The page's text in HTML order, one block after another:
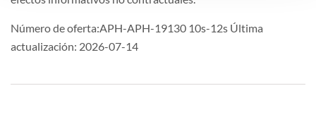
Número de oferta:APH-APH-19130 10s-12s Última
actualización: 2026-07-14